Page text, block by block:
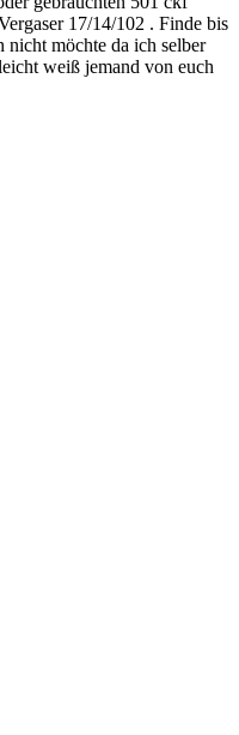
17/14/102 . Finde bis
möchte da ich selber
weiß jemand von euch